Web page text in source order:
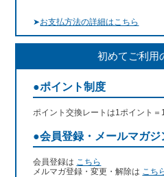
➤お支払方法の詳細はこちら
初めてご利用
●ポイント制度
ポイント交換レートは1ポイント＝
●会員登録・メールマガジ
会員登録は こちら
メルマガ登録・変更・解除は こち